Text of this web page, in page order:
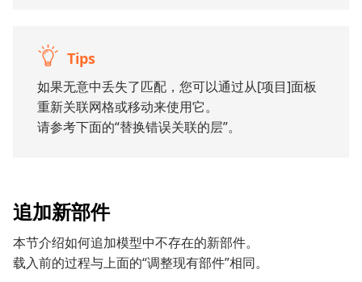
Tips
如果无意中丢失了匹配，您可以通过从[项目]面板
重新关联网格或移动来使用它。
请参考下面的“替换错误关联的层”。
追加新部件
本节介绍如何追加模型中不存在的新部件。
载入前的过程与上面的“调整现有部件”相同。